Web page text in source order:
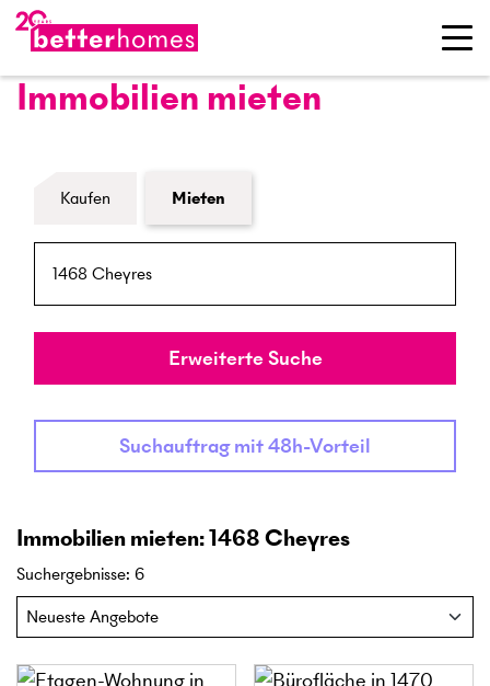
Immobilien mieten
Formular Immobiliensuche
Kaufen Mieten
Umkreis
Erweiterte Suche
Suchauftrag mit 48h-Vorteil
Immobilien mieten: 1468 Cheyres
Suchergebnisse: 6